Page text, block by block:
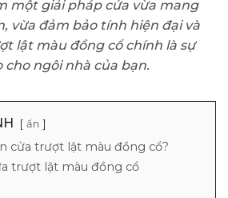
một giải pháp cửa vừa mang
vừa đảm bảo tính hiện đại và
lật màu đồng cổ chính là sự
cho ngôi nhà của bạn.
ẩn
cửa trượt lật màu đồng cổ?
trượt lật màu đồng cổ